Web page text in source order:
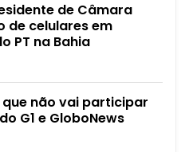
de Câmara
de celulares em
PT na Bahia
não vai participar
G1 e GloboNews